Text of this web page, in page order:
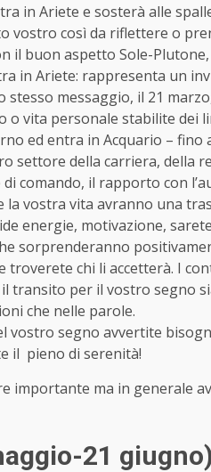
in Ariete e sosterà alle
vostro così da riflettere o
il buon aspetto Sole-
in Ariete: rappresenta un
stesso messaggio, il 21
o vita personale stabilite dei
ed entra in Acquario –
settore della carriera, della
comando, il rapporto con
la vostra vita avranno una
energie, motivazione,
sorprenderanno
troverete chi li accetterà. I
transito per il vostro segno
che nelle parole.
vostro segno avvertite
il pieno di serenità!
importante ma in generale
21